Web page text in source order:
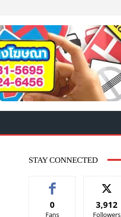
STAY CONNECTED
0
Fans
3,912
Followers